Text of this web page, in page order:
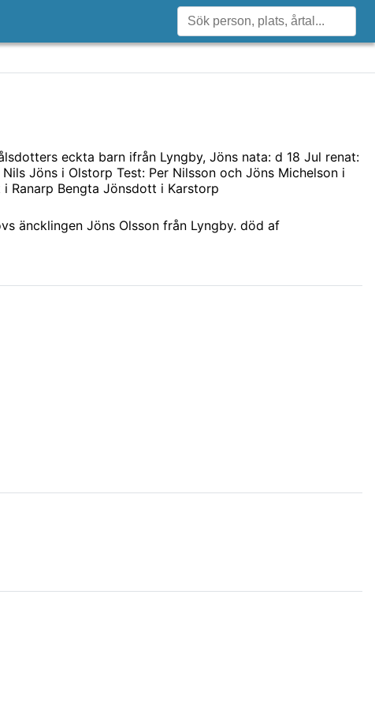
eckta barn ifrån Lyngby, Jöns nata: d 18 Jul renat:
Jöns i Olstorp Test: Per Nilsson och Jöns Michelson i
Ranarp Bengta Jönsdott i Karstorp
äncklingen Jöns Olsson från Lyngby. död af